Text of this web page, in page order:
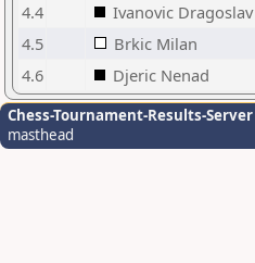
4.4
Ivanovic Dragoslav
4.5
Brkic Milan
4.6
Djeric Nenad
Chess-Tournament-Results-Server
masthead